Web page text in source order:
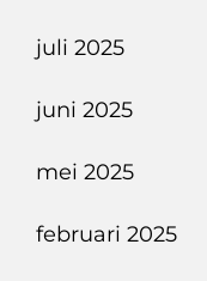
juli 2025
juni 2025
mei 2025
februari 2025